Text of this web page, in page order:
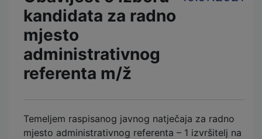
kandidata za radno
mjesto
administrativnog
referenta m/ž
Temeljem raspisanog javnog natječaja za radno
mjesto administrativnog referenta – 1 izvršitelj na